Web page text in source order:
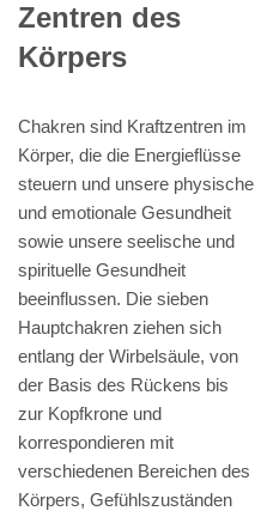
Zentren des
Körpers
Chakren sind Kraftzentren im
Körper, die die Energieflüsse
steuern und unsere physische
und emotionale Gesundheit
sowie unsere seelische und
spirituelle Gesundheit
beeinflussen. Die sieben
Hauptchakren ziehen sich
entlang der Wirbelsäule, von
der Basis des Rückens bis
zur Kopfkrone und
korrespondieren mit
verschiedenen Bereichen des
Körpers, Gefühlszuständen